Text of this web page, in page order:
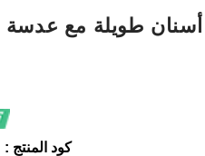
طويلة مع عدسة
كود المنتج :